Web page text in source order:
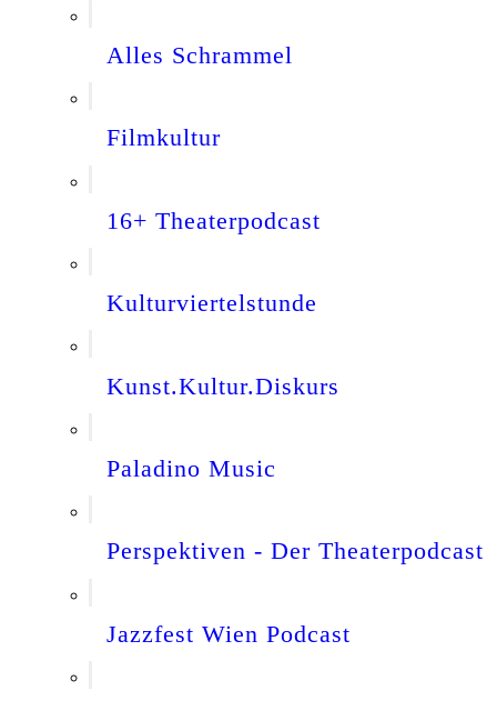
Alles Schrammel
Filmkultur
16+ Theaterpodcast
Kulturviertelstunde
Kunst.Kultur.Diskurs
Paladino Music
Perspektiven - Der Theaterpodcast
Jazzfest Wien Podcast